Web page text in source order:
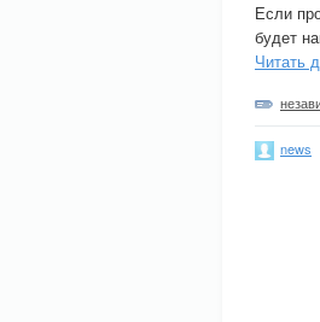
Если
будет
Читать
news